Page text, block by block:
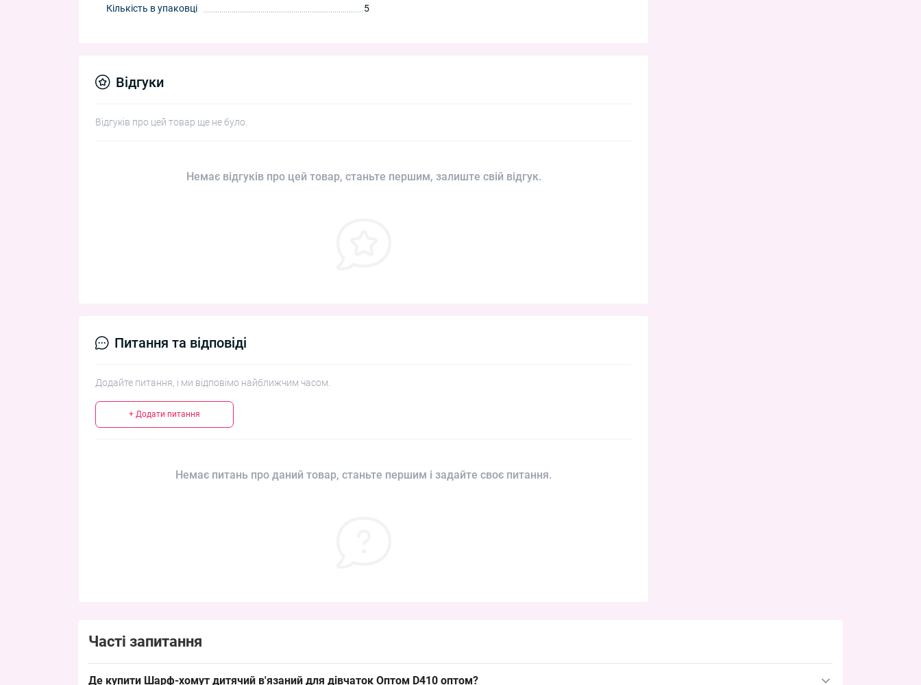
Кількість в упаковці 5
Відгуки
Відгуків про цей товар ще не було.
Немає відгуків про цей товар, станьте першим, залиште свій відгук.
Питання та відповіді
Додайте питання, і ми відповімо найближчим часом.
+ Додати питання
Немає питань про даний товар, станьте першим і задайте своє питання.
Часті запитання
Де купити Шарф-хомут дитячий в'язаний для дівчаток Оптом D410 оптом?